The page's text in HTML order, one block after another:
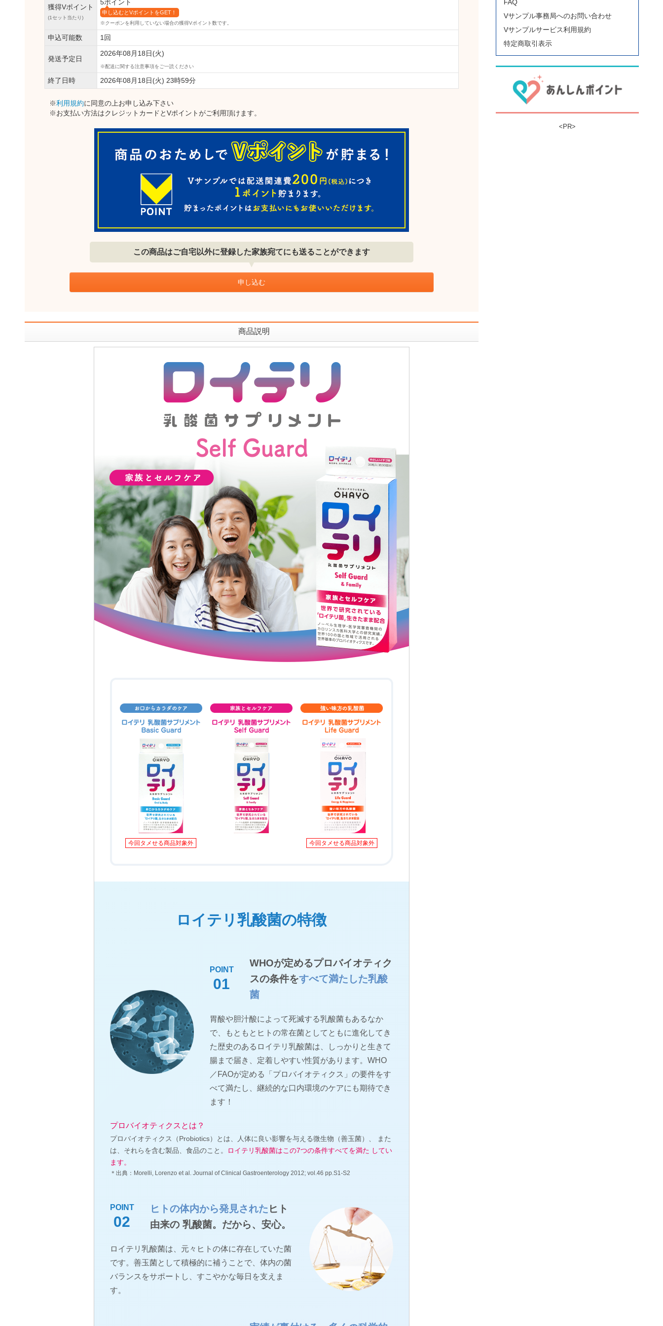
獲得Vポイント
(1セット当たり)
5ポイント
申し込むとVポイントをGET！
※クーポンを利用していない場合の獲得Vポイント数です。
申込可能数 1回
発送予定日
2026年08月18日(火)
配送に関する注意事項をご一読ください
終了日時 2026年08月18日(火) 23時59分
※利用規約に同意の上お申し込み下さい
※お支払い方法はクレジットカードとVポイントがご利用頂けます。
この商品はご自宅以外に登録した家族宛てにも送ることができます
申し込む
商品説明
今回タメせる商品対象外 今回タメせる商品対象外
ロイテリ乳酸菌の特徴
POINT
01
WHOが定めるプロバイオティク
スの条件をすべて満たした乳酸
菌
胃酸や胆汁酸によって死滅する乳酸菌もあるなか
で、もともとヒトの常在菌としてともに進化してき
た歴史のあるロイテリ乳酸菌は、しっかりと生きて
腸まで届き、定着しやすい性質があります。WHO
／FAOが定める「プロバイオティクス」の要件をす
べて満たし、継続的な口内環境のケアにも期待でき
ます！
プロバイオティクスとは？
プロバイオティクス（Probiotics）とは、人体に良い影響を与える微生物（善玉菌）、 また
は、それらを含む製品、食品のこと。
ロイテリ乳酸菌はこの7つの条件すべてを満た してい
ます。
＊出典：Morelli, Lorenzo et al. Journal of Clinical Gastroenterology 2012; vol.46 pp.S1-S2
POINT
02
ヒトの体内から発見された ヒト
由来の 乳酸菌。だから、安心。
ロイテリ乳酸菌は、元々ヒトの体に存在していた菌
です。善玉菌として積極的に補うことで、体内の菌
バランスをサポートし、すこやかな毎日を支えま
す。
FAQ
Vサンプル事務局へのお問い合わせ
Vサンプルサービス利用規約
特定商取引表示
<PR>